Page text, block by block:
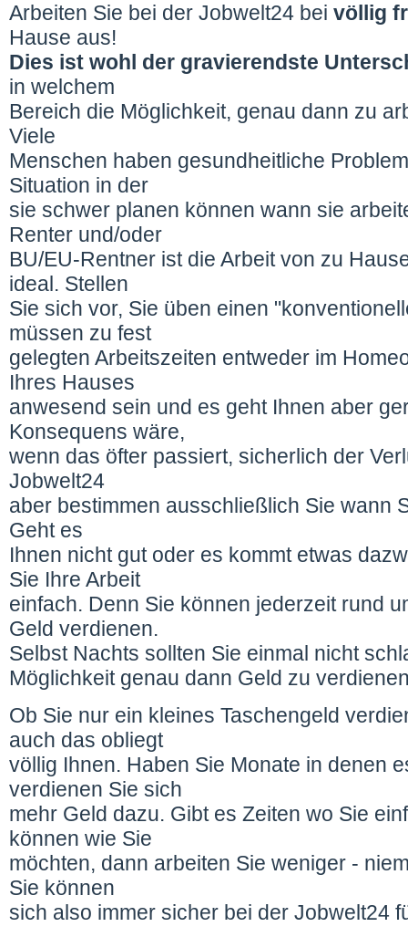
Arbeiten Sie bei der Jobwelt24 bei völlig
Hause aus!
Dies ist wohl der gravierendste
in welchem
Bereich die Möglichkeit, genau dann zu
Viele
Menschen haben gesundheitliche
Situation in der
sie schwer planen können wann sie
Renter und/oder
BU/EU-Rentner ist die Arbeit von zu
ideal. Stellen
Sie sich vor, Sie üben einen
müssen zu fest
gelegten Arbeitszeiten entweder im
Ihres Hauses
anwesend sein und es geht Ihnen aber
Konsequens wäre,
wenn das öfter passiert, sicherlich der
Jobwelt24
aber bestimmen ausschließlich Sie wann
Geht es
Ihnen nicht gut oder es kommt etwas
Sie Ihre Arbeit
einfach. Denn Sie können jederzeit rund
Geld verdienen.
Selbst Nachts sollten Sie einmal nicht
Möglichkeit genau dann Geld zu
Ob Sie nur ein kleines Taschengeld
auch das obliegt
völlig Ihnen. Haben Sie Monate in denen
verdienen Sie sich
mehr Geld dazu. Gibt es Zeiten wo Sie
können wie Sie
möchten, dann arbeiten Sie weniger -
Sie können
sich also immer sicher bei der Jobwelt24